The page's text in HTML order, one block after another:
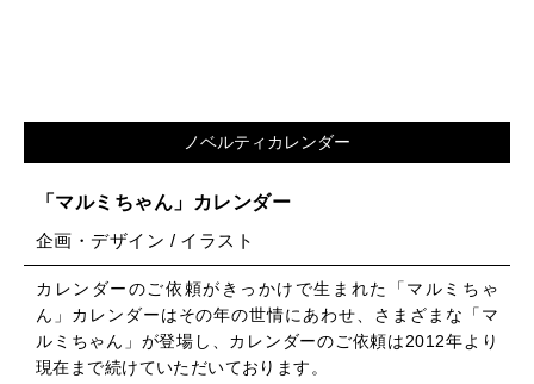
ノベルティカレンダー
「マルミちゃん」カレンダー
企画・デザイン / イラスト
カレンダーのご依頼がきっかけで生まれた「マルミちゃ
ん」カレンダーはその年の世情にあわせ、さまざまな「マ
ルミちゃん」が登場し、カレンダーのご依頼は2012年より
現在まで続けていただいております。